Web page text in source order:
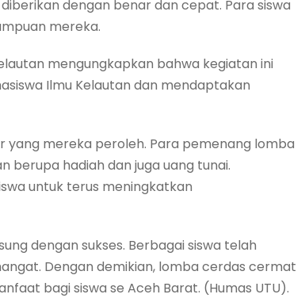
dengan benar dan cepat. Para siswa
mereka.
mengungkapkan bahwa kegiatan ini
Ilmu Kelautan dan mendaptakan
yang mereka peroleh. Para pemenang lomba
berupa hadiah dan juga uang tunai.
untuk terus meningkatkan
dengan sukses. Berbagai siswa telah
Dengan demikian, lomba cerdas cermat
bagi siswa se Aceh Barat. (Humas UTU).